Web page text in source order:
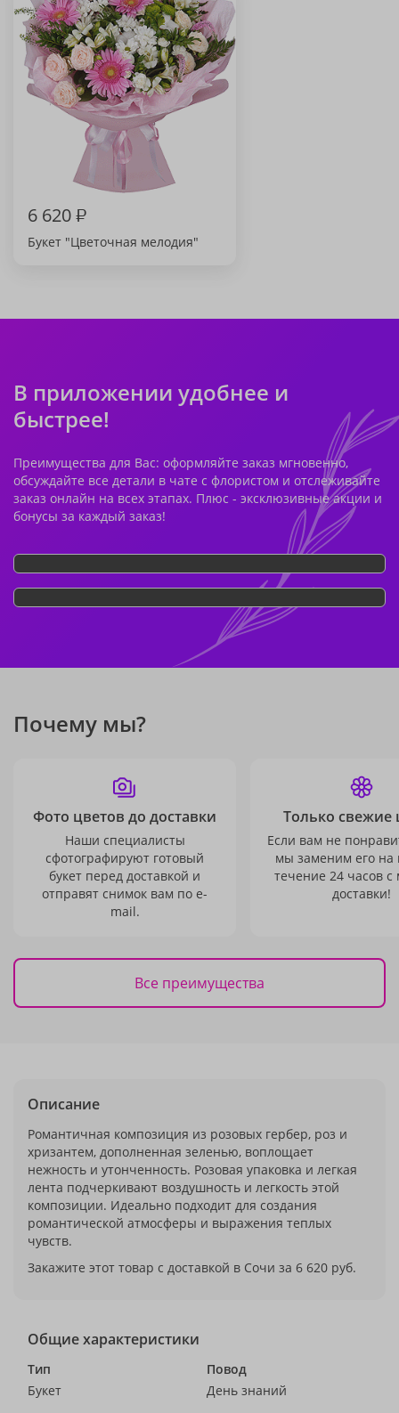
6 620₽
Букет "Цветочная мелодия"
В приложении удобнее и
быстрее!
Преимущества для Вас: оформляйте заказ мгновенно,
обсуждайте все детали в чате с флористом и отслеживайте
заказ онлайн на всех этапах. Плюс - эксклюзивные акции и
бонусы за каждый заказ!
Почему мы?
Фото цветов до доставки
Наши специалисты
сфотографируют готовый
букет перед доставкой и
отправят снимок вам по e-
mail.
Только свежие
Если вам не
мы заменим его на
течение 24 часов с
доставки!
Все преимущества
Описание
Романтичная композиция из розовых гербер, роз и
хризантем, дополненная зеленью, воплощает
нежность и утонченность. Розовая упаковка и легкая
лента подчеркивают воздушность и легкость этой
композиции. Идеально подходит для создания
романтической атмосферы и выражения теплых
чувств.
Закажите этот товар с доставкой в Сочи за 6 620 руб.
Общие характеристики
Тип
Букет
Повод
День знаний